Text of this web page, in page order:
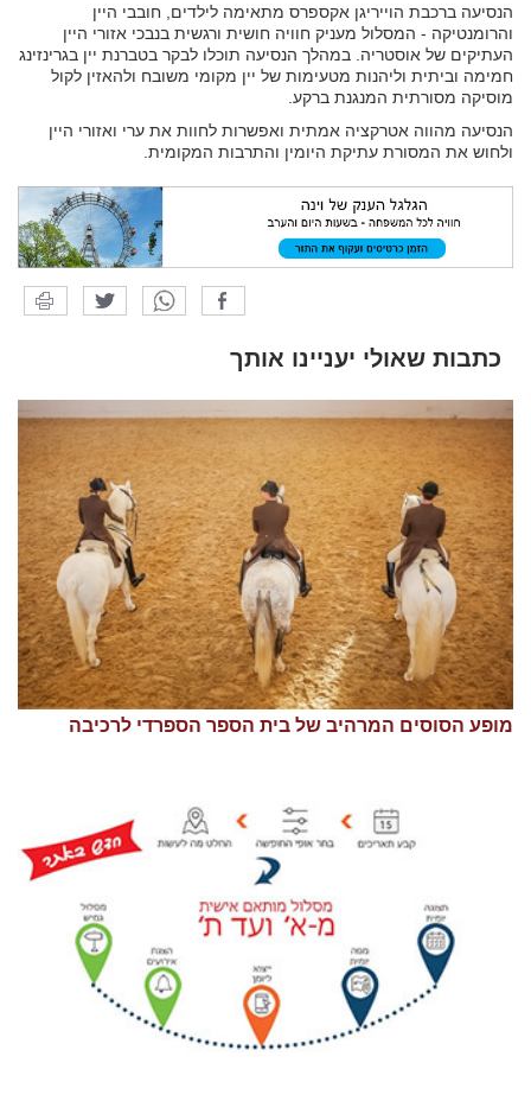
הנסיעה ברכבת הוייריגן אקספרס מתאימה לילדים, חובבי היין
והרומנטיקה - המסלול מעניק חוויה חושית ורגשית בנבכי אזורי היין
העתיקים של אוסטריה. במהלך הנסיעה תוכלו לבקר בטברנת יין בגרינזינג
חמימה וביתית וליהנות מטעימות של יין מקומי משובח ולהאזין לקול
מוסיקה מסורתית המנגנת ברקע.
הנסיעה מהווה אטרקציה אמתית ואפשרות לחוות את ערי ואזורי היין
ולחוש את המסורת עתיקת היומין והתרבות המקומית.
כתבות שאולי יעניינו אותך
מופע הסוסים המרהיב של בית הספר הספרדי לרכיבה